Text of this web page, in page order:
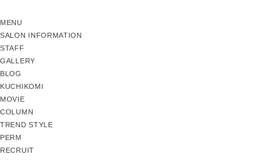
MENU
SALON INFORMATION
STAFF
GALLERY
BLOG
KUCHIKOMI
MOVIE
COLUMN
TREND STYLE
PERM
RECRUIT